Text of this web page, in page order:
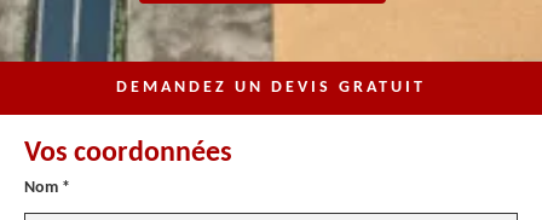
DEMANDEZ UN DEVIS GRATUIT
Vos coordonnées
Nom *